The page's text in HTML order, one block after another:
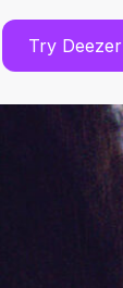
Try Deezer